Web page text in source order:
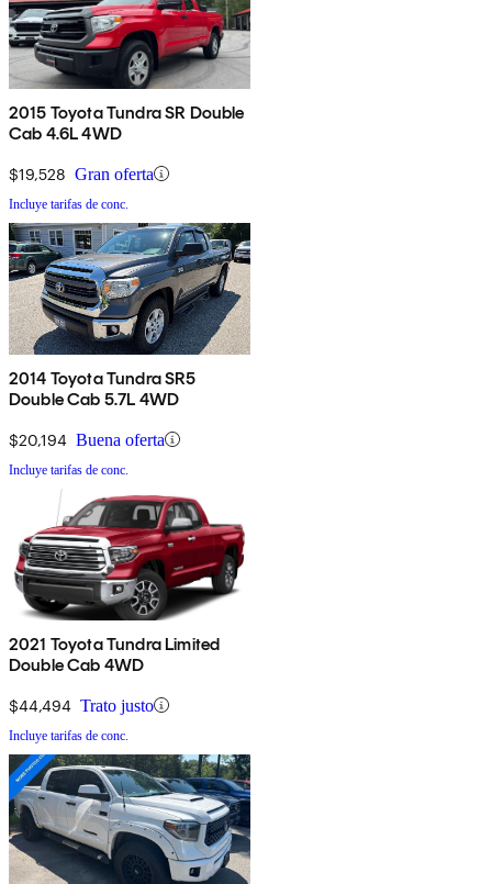
2015 Toyota Tundra SR Double
Cab 4.6L 4WD
$19,528 Gran oferta
Incluye tarifas de conc.
2014 Toyota Tundra SR5
Double Cab 5.7L 4WD
$20,194 Buena oferta
Incluye tarifas de conc.
2021 Toyota Tundra Limited
Double Cab 4WD
$44,494 Trato justo
Incluye tarifas de conc.